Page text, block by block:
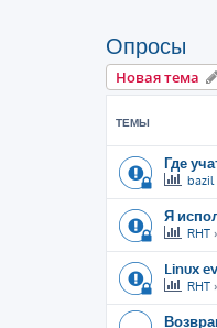
Опросы
Новая тема
ТЕМЫ
Где
bazil
Я
RHT
Linux
RHT